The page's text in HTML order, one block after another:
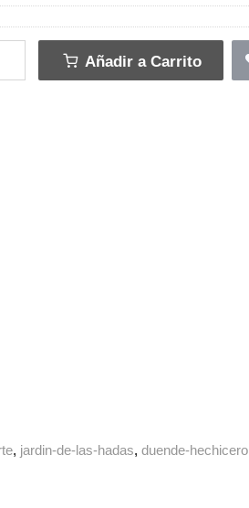
Añadir a Carrito
jardin-de-las-hadas duende-hechicero